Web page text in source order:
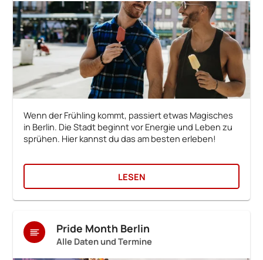
Wenn der Frühling kommt, passiert etwas Magisches
in Berlin. Die Stadt beginnt vor Energie und Leben zu
sprühen. Hier kannst du das am besten erleben!
LESEN
Pride Month Berlin
Alle Daten und Termine